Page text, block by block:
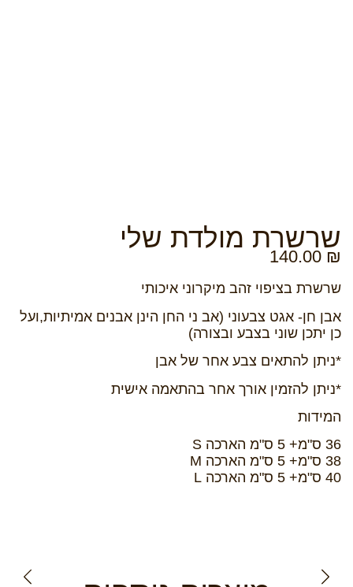
שרשרת מולדת שלי
140.00 ₪
שרשרת בציפוי זהב מיקרוני איכותי
אבן חן- אגט צבעוני (אב ני החן הינן אבנים אמיתיות,ועל
כן יתכן שוני בצבע ובצורה)
*ניתן להתאים צבע אחר של אבן
*ניתן להזמין אורך אחר בהתאמה אישית
המידות
36 ס"מ+ 5 ס"מ הארכה S
38 ס"מ+ 5 ס"מ הארכה M
40 ס"מ+ 5 ס"מ הארכה L